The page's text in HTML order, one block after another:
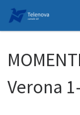
Passa al contenuto
Verona